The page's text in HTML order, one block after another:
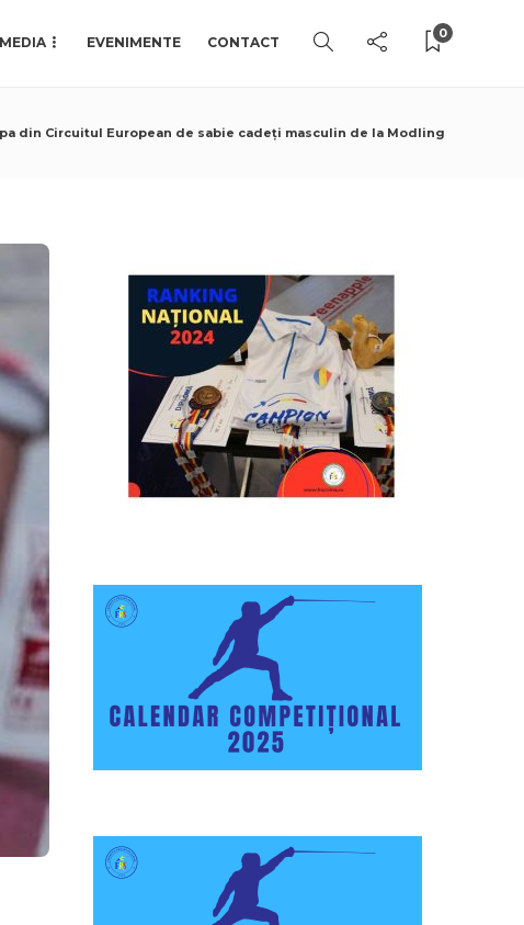
MEDIA EVENIMENTE CONTACT
0
din Circuitul European de sabie cadeți masculin de la Modling